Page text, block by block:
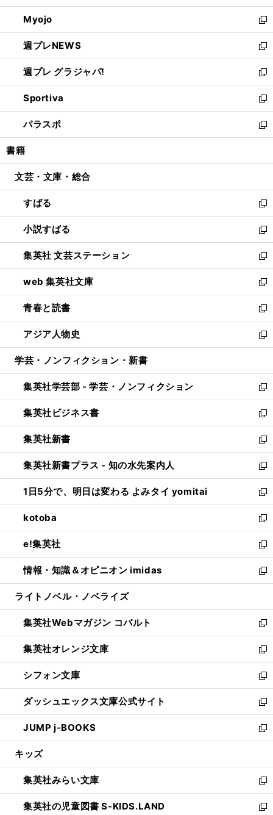
開
く
ウ
で
開
く
ン
ド
ウ
で
開
く
ウ
ィ
ン
ド
ウ
で
開
く
Myojo
新
し
い
ウ
ィ
ン
ド
ウ
で
開
週プレNEWS
新
し
い
ウ
ィ
ン
ド
ウ
開
週プレ グラジャパ!
新
し
い
ウ
ィ
ン
ウ
開
く
Sportiva
新
し
い
ウ
ン
ウ
で
開
く
パラスポ
新
し
ウ
ン
ド
ウ
で
開
く
書籍
文芸・文庫・総合
すばる
新
し
い
ウ
ィ
ン
ド
ウ
で
開
く
小説すばる
新
し
い
ウ
ィ
ン
ド
ウ
で
開
集英社 文芸ステーション
新
し
い
ウ
ィ
ン
ド
ウ
開
く
web 集英社文庫
新
し
い
ウ
ィ
ン
ウ
で
開
く
青春と読書
新
し
い
ウ
ン
ド
ウ
で
開
く
アジア人物史
新
し
ウ
ィ
ン
ド
ウ
で
開
く
学芸・ノンフィクション・新書
集英社学芸部 - 学芸・ノンフィクション
新
し
い
ウ
ィ
ン
ド
ウ
で
開
く
集英社ビジネス書
新
し
い
ウ
ィ
ン
ド
ウ
で
開
く
集英社新書
新
し
い
ウ
ィ
ン
ド
ウ
で
開
く
集英社新書プラス - 知の水先案内人
新
し
い
ウ
ィ
ン
ド
ウ
で
開
1日5分で、明日は変わる よみタイ yomitai
新
し
い
ウ
ィ
ン
ド
ウ
開
く
kotoba
新
し
い
ウ
ィ
ン
ウ
で
開
く
e!集英社
新
し
い
ウ
ン
ド
ウ
で
開
く
情報・知識＆オピニオン imidas
新
し
ウ
ィ
ン
ド
ウ
で
開
く
ライトノベル・ノベライズ
集英社Webマガジン コバルト
新
し
い
ウ
ィ
ン
ド
ウ
で
開
集英社オレンジ文庫
新
し
い
ウ
ィ
ン
ド
ウ
開
く
シフォン文庫
新
し
い
ウ
ィ
ン
ウ
で
開
く
ダッシュエックス文庫公式サイト
新
し
い
ウ
ン
ド
ウ
で
JUMP j-BOOKS
新
し
ウ
ィ
ン
ド
キッズ
集英社みらい文庫
新
し
い
集英社の児童図書 S-KIDS.LAND
新